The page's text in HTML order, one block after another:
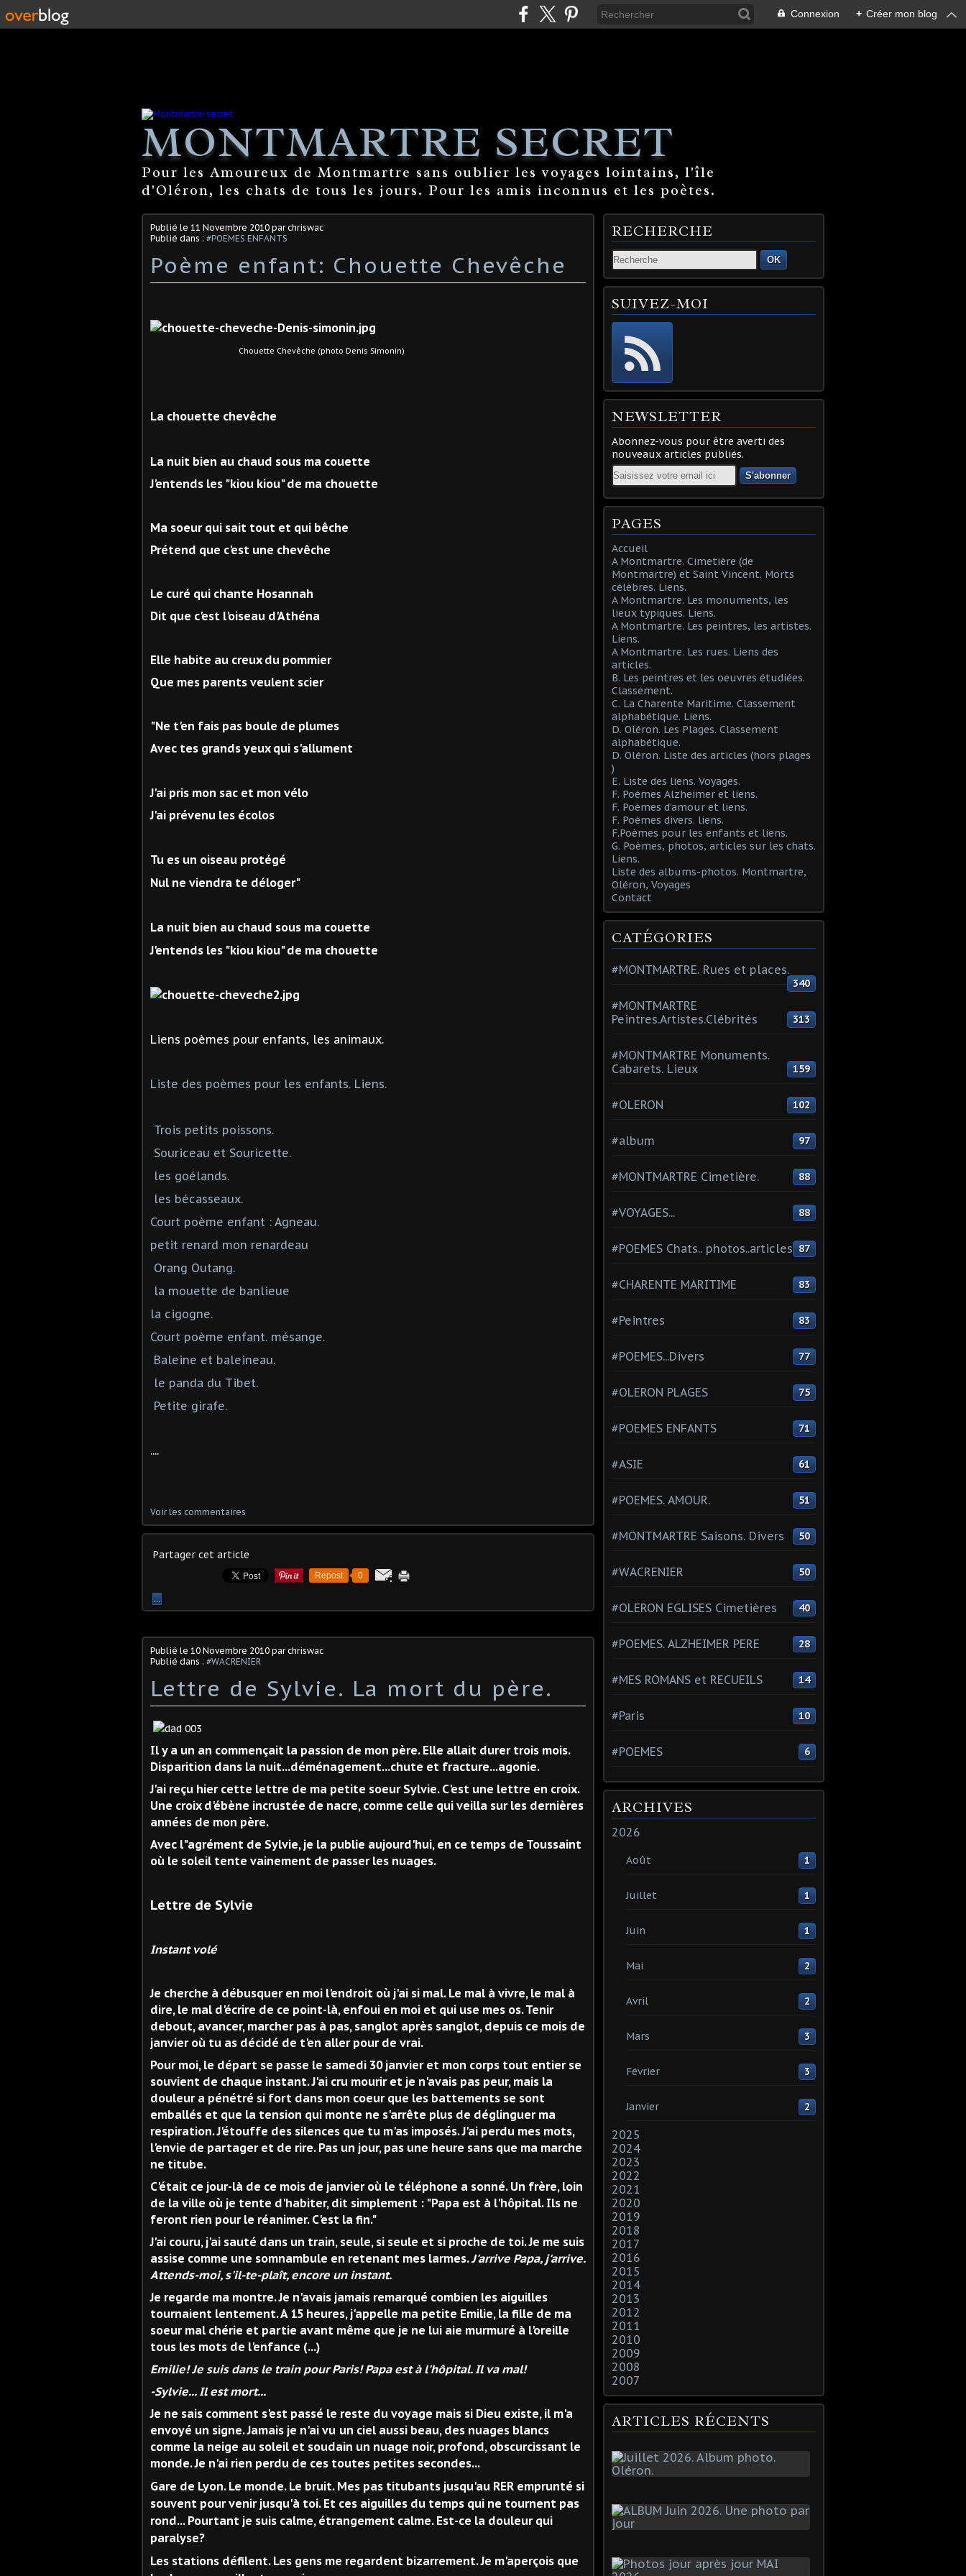
Connexion + Créer mon blog
MONTMARTRE SECRET
Pour les Amoureux de Montmartre sans oublier les voyages lointains, l'île
d'Oléron, les chats de tous les jours. Pour les amis inconnus et les poètes.
Publié le 11 Novembre 2010 par chriswac
Publié dans : #POEMES ENFANTS
Poème enfant: Chouette Chevêche
Chouette Chevêche (photo Denis Simonin)
La chouette chevêche
La nuit bien au chaud sous ma couette
J'entends les "kiou kiou" de ma chouette
Ma soeur qui sait tout et qui bêche
Prétend que c'est une chevêche
Le curé qui chante Hosannah
Dit que c'est l'oiseau d'Athéna
Elle habite au creux du pommier
Que mes parents veulent scier
"Ne t'en fais pas boule de plumes
Avec tes grands yeux qui s'allument
J'ai pris mon sac et mon vélo
J'ai prévenu les écolos
Tu es un oiseau protégé
Nul ne viendra te déloger"
La nuit bien au chaud sous ma couette
J'entends les "kiou kiou" de ma chouette
Liens poèmes pour enfants, les animaux.
Liste des poèmes pour les enfants. Liens.
Trois petits poissons.
Souriceau et Souricette.
les goélands.
les bécasseaux.
Court poème enfant : Agneau.
petit renard mon renardeau
Orang Outang.
la mouette de banlieue
la cigogne.
Court poème enfant. mésange.
Baleine et baleineau.
le panda du Tibet.
Petite girafe.
....
Voir les commentaires
Partager cet article
Repost 0
…
Publié le 10 Novembre 2010 par chriswac
Publié dans : #WACRENIER
Lettre de Sylvie. La mort du père.
Il y a un an commençait la passion de mon père. Elle allait durer trois mois.
Disparition dans la nuit...déménagement...chute et fracture...agonie.
J'ai reçu hier cette lettre de ma petite soeur Sylvie. C'est une lettre en croix.
Une croix d'ébène incrustée de nacre, comme celle qui veilla sur les dernières
années de mon père.
Avec l"agrément de Sylvie, je la publie aujourd'hui, en ce temps de Toussaint
où le soleil tente vainement de passer les nuages.
Lettre de Sylvie
Instant volé
Je cherche à débusquer en moi l'endroit où j'ai si mal. Le mal à vivre, le mal à
dire, le mal d'écrire de ce point-là, enfoui en moi et qui use mes os. Tenir
debout, avancer, marcher pas à pas, sanglot après sanglot, depuis ce mois de
janvier où tu as décidé de t'en aller pour de vrai.
Pour moi, le départ se passe le samedi 30 janvier et mon corps tout entier se
souvient de chaque instant. J'ai cru mourir et je n'avais pas peur, mais la
douleur a pénétré si fort dans mon coeur que les battements se sont
emballés et que la tension qui monte ne s'arrête plus de déglinguer ma
respiration. J'étouffe des silences que tu m'as imposés. J'ai perdu mes mots,
l'envie de partager et de rire. Pas un jour, pas une heure sans que ma marche
ne titube.
C'était ce jour-là de ce mois de janvier où le téléphone a sonné. Un frère, loin
de la ville où je tente d'habiter, dit simplement : "Papa est à l'hôpital. Ils ne
feront rien pour le réanimer. C'est la fin."
J'ai couru, j'ai sauté dans un train, seule, si seule et si proche de toi. Je me suis
assise comme une somnambule en retenant mes larmes.J'arrive Papa, j'arrive.
Attends-moi, s'il-te-plaît, encore un instant.
Je regarde ma montre. Je n'avais jamais remarqué combien les aiguilles
tournaient lentement. A 15 heures, j'appelle ma petite Emilie, la fille de ma
soeur mal chérie et partie avant même que je ne lui aie murmuré à l'oreille
tous les mots de l'enfance (...)
Emilie! Je suis dans le train pour Paris! Papa est à l'hôpital. Il va mal!
-Sylvie... Il est mort...
Je ne sais comment s'est passé le reste du voyage mais si Dieu existe, il m'a
envoyé un signe. Jamais je n'ai vu un ciel aussi beau, des nuages blancs
comme la neige au soleil et soudain un nuage noir, profond, obscurcissant le
monde. Je n'ai rien perdu de ces toutes petites secondes...
Gare de Lyon. Le monde. Le bruit. Mes pas titubants jusqu'au RER emprunté si
souvent pour venir jusqu'à toi. Et ces aiguilles du temps qui ne tournent pas
rond... Pourtant je suis calme, étrangement calme. Est-ce la douleur qui
paralyse?
Les stations défilent. Les gens me regardent bizarrement. Je m'aperçois que
RECHERCHE
OK
SUIVEZ-MOI
NEWSLETTER
Abonnez-vous pour être averti des
nouveaux articles publiés.
Email
PAGES
Accueil
A Montmartre. Cimetière (de
Montmartre) et Saint Vincent. Morts
célèbres. Liens.
A Montmartre. Les monuments, les
lieux typiques. Liens.
A Montmartre. Les peintres, les artistes.
Liens.
A Montmartre. Les rues. Liens des
articles.
B. Les peintres et les oeuvres étudiées.
Classement.
C. La Charente Maritime. Classement
alphabétique. Liens.
D. Oléron. Les Plages. Classement
alphabétique.
D. Oléron. Liste des articles (hors plages
)
E. Liste des liens. Voyages.
F. Poèmes Alzheimer et liens.
F. Poèmes d'amour et liens.
F. Poèmes divers. liens.
F.Poèmes pour les enfants et liens.
G. Poèmes, photos, articles sur les chats.
Liens.
Liste des albums-photos. Montmartre,
Oléron, Voyages
Contact
CATÉGORIES
#MONTMARTRE. Rues et places.
340
#MONTMARTRE
Peintres.Artistes.Clébrités
313
#MONTMARTRE Monuments.
Cabarets. Lieux
159
#OLERON 102
#album 97
#MONTMARTRE Cimetière. 88
#VOYAGES... 88
#POEMES Chats.. photos..articles 87
#CHARENTE MARITIME 83
#Peintres 83
#POEMES...Divers 77
#OLERON PLAGES 75
#POEMES ENFANTS 71
#ASIE 61
#POEMES. AMOUR. 51
#MONTMARTRE Saisons. Divers 50
#WACRENIER 50
#OLERON EGLISES Cimetières 40
#POEMES. ALZHEIMER PERE 28
#MES ROMANS et RECUEILS 14
#Paris 10
#POEMES 6
ARCHIVES
2026
Août 1
Juillet 1
Juin 1
Mai 2
Avril 2
Mars 3
Février 3
Janvier 2
2025
2024
2023
2022
2021
2020
2019
2018
2017
2016
2015
2014
2013
2012
2011
2010
2009
2008
2007
ARTICLES RÉCENTS